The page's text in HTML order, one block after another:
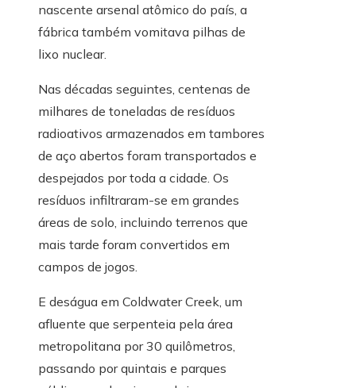
nascente arsenal atômico do país, a
fábrica também vomitava pilhas de
lixo nuclear.
Nas décadas seguintes, centenas de
milhares de toneladas de resíduos
radioativos armazenados em tambores
de aço abertos foram transportados e
despejados por toda a cidade. Os
resíduos infiltraram-se em grandes
áreas de solo, incluindo terrenos que
mais tarde foram convertidos em
campos de jogos.
E deságua em Coldwater Creek, um
afluente que serpenteia pela área
metropolitana por 30 quilômetros,
passando por quintais e parques